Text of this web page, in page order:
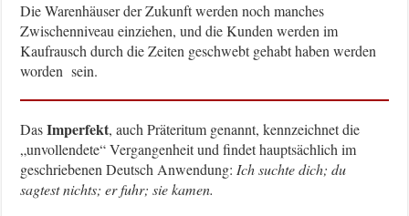
Die Warenhäuser der Zukunft werden noch manches
Zwischenniveau einziehen, und die Kunden werden im
Kaufrausch durch die Zeiten geschwebt gehabt haben werden
worden sein.
DasImperfekt, auch Präteritum genannt, kennzeichnet die
„unvollendete“ Vergangenheit und findet hauptsächlich im
geschriebenen Deutsch Anwendung:Ich suchte dich; du
sagtest nichts; er fuhr; sie kamen.